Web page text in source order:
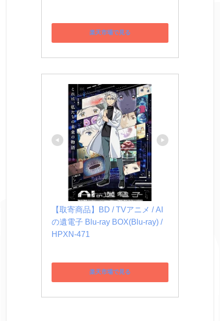
楽天市場で見る
【取寄商品】BD / TVアニメ / AI
の遺電子 Blu-ray BOX(Blu-ray) /
HPXN-471
楽天市場で見る